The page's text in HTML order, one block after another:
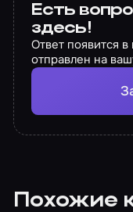
Есть
здесь!
Ответ появится
отправлен на
Похожие